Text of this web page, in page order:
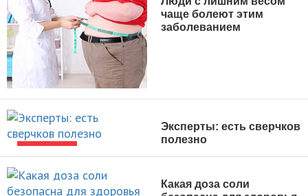
НОВОСТИ
чаще болеют этим
заболеванием
Эксперты: есть сверчков
полезно
Какая доза соли